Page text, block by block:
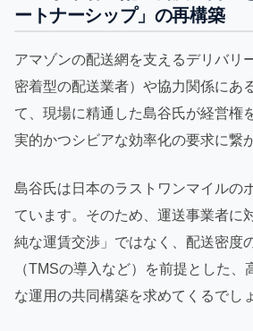
ートナーシップ」の再構築
アマゾンの配送網を支えるデリバリ
密着型の配送業者）や協力関係にあ
て、現場に精通した島谷氏が経営権
実的かつシビアな効率化の要求に繋
島谷氏は日本のラストワンマイルの
ています。そのため、運送事業者に
純な運賃交渉」ではなく、配送密度
（TMSの導入など）を前提とした、
な運用の共同構築を求めてくるでし